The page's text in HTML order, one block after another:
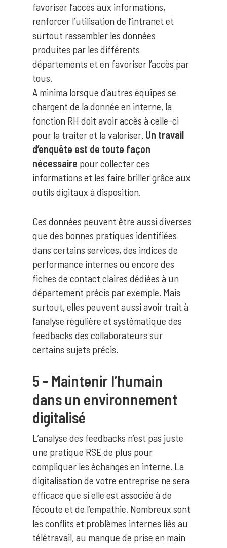
favoriser l’accès aux informations,
renforcer l’utilisation de l’intranet et
surtout rassembler les données
produites par les différents
départements et en favoriser l’accès par
tous.
A minima lorsque d’autres équipes se
chargent de la donnée en interne, la
fonction RH doit avoir accès à celle-ci
pour la traiter et la valoriser. Un travail
d’enquête est de toute façon
nécessaire pour collecter ces
informations et les faire briller grâce aux
outils digitaux à disposition.
Ces données peuvent être aussi diverses
que des bonnes pratiques identifiées
dans certains services, des indices de
performance internes ou encore des
fiches de contact claires dédiées à un
département précis par exemple. Mais
surtout, elles peuvent aussi avoir trait à
l’analyse régulière et systématique des
feedbacks des collaborateurs sur
certains sujets précis.
5 - Maintenir l’humain
dans un environnement
digitalisé
L’analyse des feedbacks n’est pas juste
une pratique RSE de plus pour
compliquer les échanges en interne. La
digitalisation de votre entreprise ne sera
efficace que si elle est associée à de
l’écoute et de l’empathie. Nombreux sont
les conflits et problèmes internes liés au
télétravail, au manque de prise en main